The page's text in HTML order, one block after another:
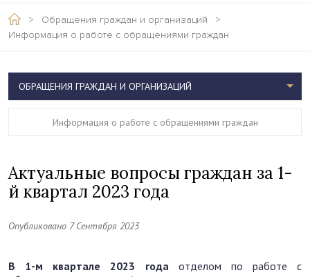
> Обращения граждан и организаций
>
Информация о работе с обращениями граждан
Актуальные вопросы граждан за 1-
й квартал 2023 года
Опубликовано 7 Сентября 2023
В 1-м квартале 2023 годаотделом по работе с
ОБРАЩЕНИЯ ГРАЖДАН И ОРГАНИЗАЦИЙ
Информация о работе с обращениями граждан